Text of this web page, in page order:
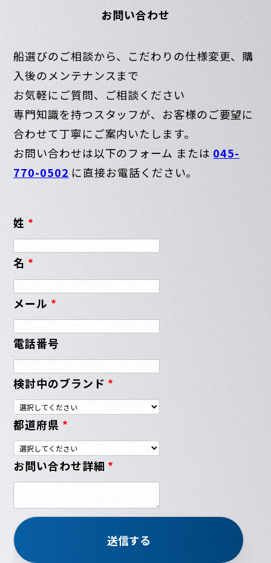
お問い合わせ
船選びのご相談から、こだわりの仕様変更、購
入後のメンテナンスまで
お気軽にご質問、ご相談ください
専門知識を持つスタッフが、お客様のご要望に
合わせて丁寧にご案内いたします。
お問い合わせは以下のフォーム または 045-
770-0502 に直接お電話ください。
姓 *
名 *
メール *
電話番号
検討中のブランド *
都道府県 *
お問い合わせ詳細 *